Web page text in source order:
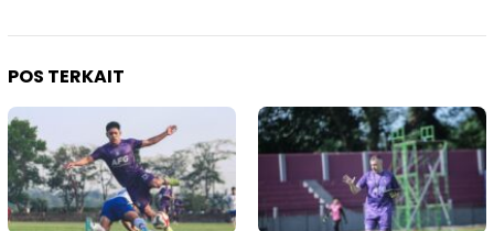
POS TERKAIT